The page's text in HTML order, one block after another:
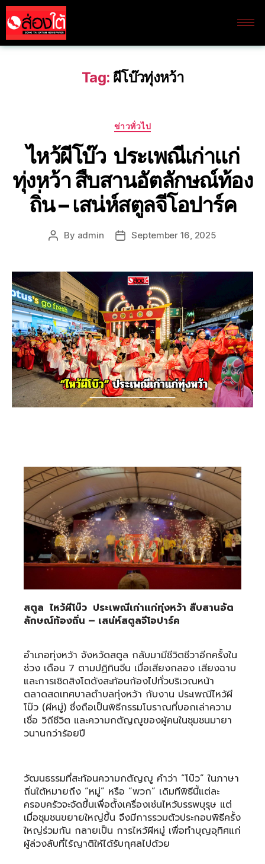
Tag: ผีโบ๊วทุ่งหว้า
ข่าวทั่วไป
ไหว้ผีโบ๊ว ประเพณีเก่าแก่
ทุ่งหว้า สืบสานอัตลักษณ์ท้อง
ถิ่น – เสน่ห์สตูลจีโอปาร์ค
By admin September 16, 2025
สตูล ไหว้ผีโบ๊ว ประเพณีเก่าแก่ทุ่งหว้า สืบสานอัต
ลักษณ์ท้องถิ่น – เสน่ห์สตูลจีโอปาร์ค
อำเภอทุ่งหว้า จังหวัดสตูล กลับมามีชีวิตชีวาอีกครั้งใน
ช่วง เดือน 7 ตามปฏิทินจีน เมื่อเสียงกลอง เสียงฉาบ
และการเชิดสิงโตดังสะท้อนก้องไปทั่วบริเวณหน้า
ตลาดสดเทศบาลตำบลทุ่งหว้า กับงาน ประเพณีไหว้ผี
โบ๊ว (ผีหมู่) ซึ่งถือเป็นพิธีกรรมโบราณที่บอกเล่าความ
เชื่อ วิถีชีวิต และความกตัญญูของผู้คนในชุมชนมายา
วนานกว่าร้อยปี
วัฒนธรรมที่สะท้อนความกตัญญู คำว่า “โบ๊ว” ในภาษา
ถิ่นใต้หมายถึง “หมู่” หรือ “พวก” เดิมทีพิธีนี้แต่ละ
ครอบครัวจะจัดขึ้นเพื่อตั้งเครื่องเซ่นไหว้บรรพบุรุษ แต่
เมื่อชุมชนขยายใหญ่ขึ้น จึงมีการรวมตัวประกอบพิธีครั้ง
ใหญ่ร่วมกัน กลายเป็น การไหว้ผีหมู่ เพื่อทำบุญอุทิศแก่
ผู้ล่วงลับที่ไร้ญาติให้ได้รับกุศลไปด้วย